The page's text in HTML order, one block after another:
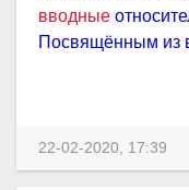
вводные
Посвящённым из
22-02-2020, 17:39